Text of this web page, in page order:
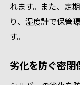
適切な貴
愛知県で
高額査定
れます。また、定
り、湿度計で保管
す。
劣化を防ぐ密閉